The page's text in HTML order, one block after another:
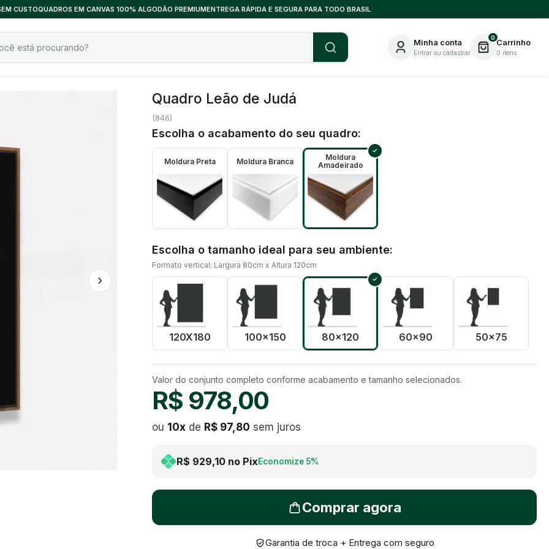
CUSTOQUADROS EM CANVAS 100% ALGODÃO PREMIUMENTREGA RÁPIDA E SEGURA PARA TODO BRASIL
Minha conta
Entrar ou cadastrar
0 Carrinho
0 itens
›
Quadro Leão de Judá
(846)
Escolha o acabamento do seu quadro:
Moldura Preta Moldura Branca
Moldura
Amadeirado
Escolha o tamanho ideal para seu ambiente:
Formato vertical: Largura 80cm x Altura 120cm
120X180 100x150 80x120 60x90 50x75
Valor do conjunto completo conforme acabamento e tamanho selecionados.
R$ 978,00
ou 10x de R$ 97,80 sem juros
R$ 929,10 no PixEconomize 5%
Comprar agora
Garantia de troca + Entrega com seguro